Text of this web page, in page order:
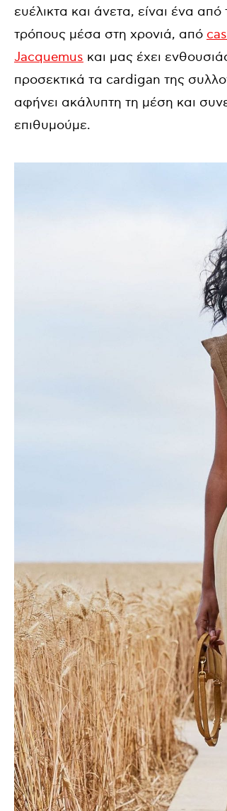
ευέλικτα και άνετα, είναι ένα
τρόπους μέσα στη χρονιά, από
Jacquemus και μας έχει
προσεκτικά τα cardigan της
αφήνει ακάλυπτη τη μέση και
επιθυμούμε.